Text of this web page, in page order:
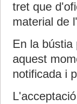
tret que
material de
En la
aquest
notificada i